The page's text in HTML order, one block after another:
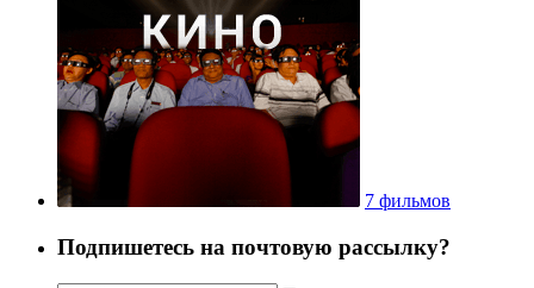
7 фильмов
Подпишетесь на почтовую рассылку?